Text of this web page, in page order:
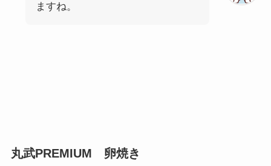
ますね。
丸武PREMIUM 卵焼き